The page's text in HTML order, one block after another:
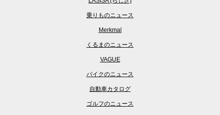
乗りものニュース
Merkmal
くるまのニュース
VAGUE
バイクのニュース
自動車カタログ
ゴルフのニュース